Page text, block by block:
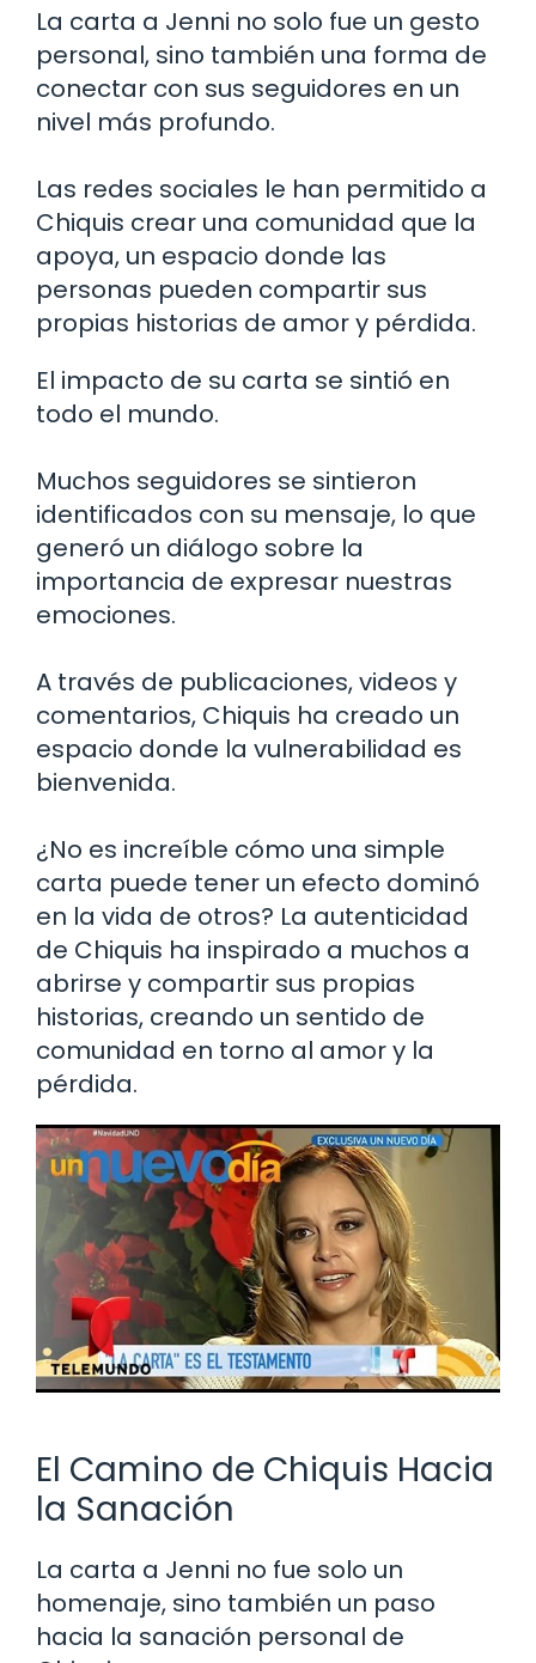
La carta a Jenni no solo fue un gesto
personal, sino también una forma de
conectar con sus seguidores en un
nivel más profundo.
Las redes sociales le han permitido a
Chiquis crear una comunidad que la
apoya, un espacio donde las
personas pueden compartir sus
propias historias de amor y pérdida.
El impacto de su carta se sintió en
todo el mundo.
Muchos seguidores se sintieron
identificados con su mensaje, lo que
generó un diálogo sobre la
importancia de expresar nuestras
emociones.
A través de publicaciones, videos y
comentarios, Chiquis ha creado un
espacio donde la vulnerabilidad es
bienvenida.
¿No es increíble cómo una simple
carta puede tener un efecto dominó
en la vida de otros? La autenticidad
de Chiquis ha inspirado a muchos a
abrirse y compartir sus propias
historias, creando un sentido de
comunidad en torno al amor y la
pérdida.
El Camino de Chiquis Hacia
la Sanación
La carta a Jenni no fue solo un
homenaje, sino también un paso
hacia la sanación personal de